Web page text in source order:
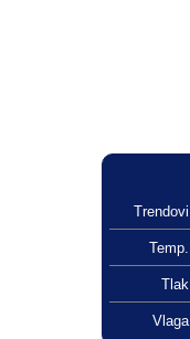
Trendovi
Temp.
Tlak
Vlaga